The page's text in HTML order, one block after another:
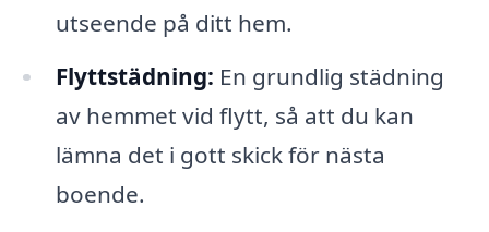
utseende på ditt hem.
Flyttstädning: En grundlig städning
av hemmet vid flytt, så att du kan
lämna det i gott skick för nästa
boende.